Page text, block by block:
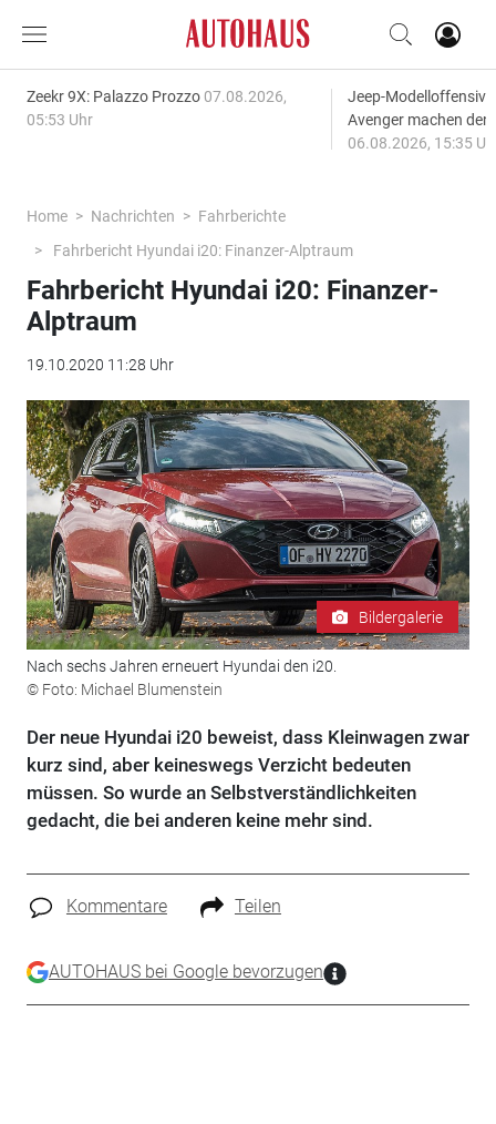
Zeekr 9X: Palazzo Prozzo 07.08.2026,
05:53 Uhr
Jeep-
Avenger machen
06.08.2026, 15:35
Home Nachrichten
Fahrberichte
Fahrbericht Hyundai i20: Finanzer-Alptraum
Fahrbericht Hyundai i20: Finanzer-
Alptraum
19.10.2020 11:28 Uhr
Bildergalerie
Nach sechs Jahren erneuert Hyundai den i20.
© Foto: Michael Blumenstein
Der neue Hyundai i20 beweist, dass Kleinwagen zwar
kurz sind, aber keineswegs Verzicht bedeuten
müssen. So wurde an Selbstverständlichkeiten
gedacht, die bei anderen keine mehr sind.
Kommentare Teilen
AUTOHAUS bei Google bevorzugen